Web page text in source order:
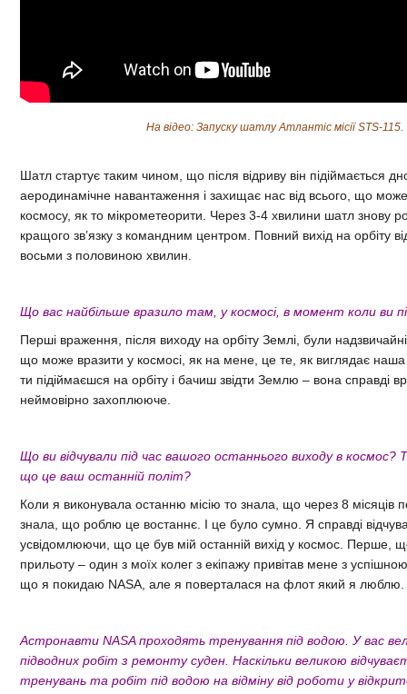
На відео: Запуску шатлу Атлантіс місії STS-115.
Шатл стартує таким чином, що після відриву він підіймається
аеродинамічне навантаження і захищає нас від всього, що може
космосу, як то мікрометеорити. Через 3-4 хвилини шатл знову
кращого зв’язку з командним центром. Повний вихід на орбіту
восьми з половиною хвилин.
Що вас найбільше вразило там, у космосі, в момент коли ви
Перші враження, після виходу на орбіту Землі, були
що може вразити у космосі, як на мене, це те, як виглядає наша
ти підіймаєшся на орбіту і бачиш звідти Землю – вона справді
неймовірно захоплююче.
Що ви відчували під час вашого останнього виходу в космос?
що це ваш останній політ?
Коли я виконувала останню місію то знала, що через 8 місяців
знала, що роблю це востаннє. І це було сумно. Я справді
усвідомлюючи, що це був мій останній вихід у космос. Перше,
прильоту – один з моїх колег з екіпажу привітав мене з
що я покидаю NASA, але я поверталася на флот який я люблю.
Астронавти NASA проходять тренування під водою. У вас
підводних робіт з ремонту суден. Наскільки великою
тренувань та робіт під водою на відміну від роботи у